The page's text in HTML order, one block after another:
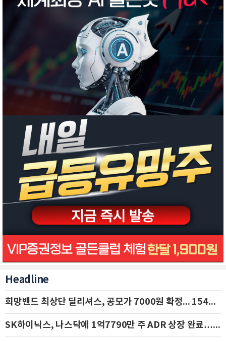
Headline
희망밴드 최상단 딜리셔스, 공모가 7000원 확정... 154억 규모 IPO 돌입
SK하이닉스, 나스닥에 1억7790만 주 ADR 상장 완료…29일 국내 추가 상장